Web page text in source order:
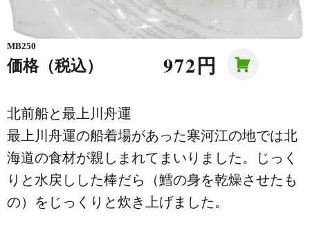
MB250
価格（税込） 972円
北前船と最上川舟運
最上川舟運の船着場があった寒河江の地では北
海道の食材が親しまれてまいりました。じっく
りと水戻しした棒だら（鱈の身を乾燥させたも
の）をじっくりと炊き上げました。